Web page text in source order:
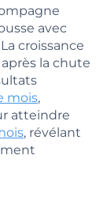
avec
La croissance
la chute
mois,
atteindre
, révélant